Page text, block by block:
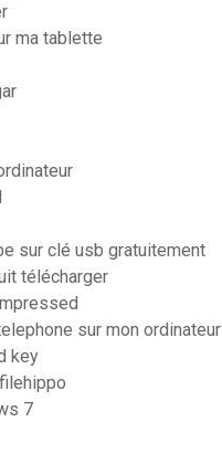
ma tablette
sur clé usb gratuitement
télécharger
sur mon ordinateur
key
7